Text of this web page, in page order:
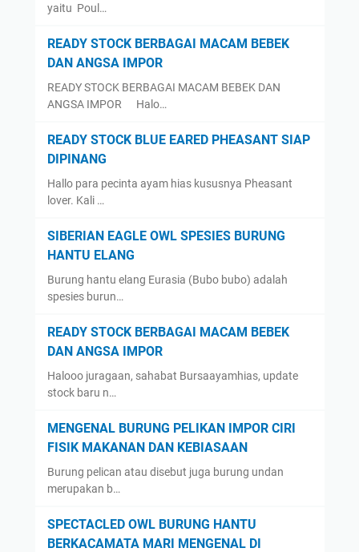
yaitu Poul…
READY STOCK BERBAGAI MACAM BEBEK
DAN ANGSA IMPOR
READY STOCK BERBAGAI MACAM BEBEK DAN
ANGSA IMPOR Halo…
READY STOCK BLUE EARED PHEASANT SIAP
DIPINANG
Hallo para pecinta ayam hias kususnya Pheasant
lover. Kali …
SIBERIAN EAGLE OWL SPESIES BURUNG
HANTU ELANG
Burung hantu elang Eurasia (Bubo bubo) adalah
spesies burun…
READY STOCK BERBAGAI MACAM BEBEK
DAN ANGSA IMPOR
Halooo juragaan, sahabat Bursaayamhias, update
stock baru n…
MENGENAL BURUNG PELIKAN IMPOR CIRI
FISIK MAKANAN DAN KEBIASAAN
Burung pelican atau disebut juga burung undan
merupakan b…
SPECTACLED OWL BURUNG HANTU
BERKACAMATA MARI MENGENAL DI